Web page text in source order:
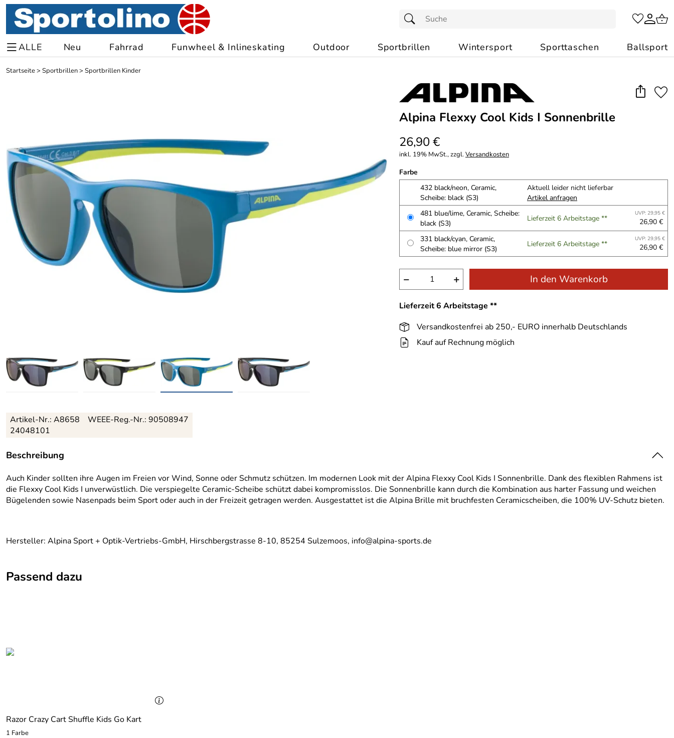
ALLE Neu Fahrrad Funwheel & Inlineskating Outdoor Sportbrillen Wintersport Sporttaschen Ballsport
Startseite> Sportbrillen> Sportbrillen Kinder
Alpina Flexxy Cool Kids I Sonnenbrille
26,90 €
inkl. 19% MwSt., zzgl.Versandkosten
Farbe
432 black/neon, Ceramic,
Scheibe: black (S3)
Aktuell leider nicht lieferbar
Artikel anfragen
481 blue/lime, Ceramic, Scheibe:
black (S3)
Lieferzeit 6 Arbeitstage ** UVP: 29,95 €
26,90 €
331 black/cyan, Ceramic,
Scheibe: blue mirror (S3)
Lieferzeit 6 Arbeitstage ** UVP: 29,95 €
26,90 €
− + In den Warenkorb
Lieferzeit 6 Arbeitstage **
Versandkostenfrei ab 250,- EURO innerhalb Deutschlands
Kauf auf Rechnung möglich
Artikel-Nr.: A8658
24048101
WEEE-Reg.-Nr.: 90508947
Beschreibung
Auch Kinder sollten ihre Augen im Freien vor Wind, Sonne oder Schmutz schützen. Im modernen Look mit der Alpina Flexxy Cool Kids I Sonnenbrille. Dank des flexiblen Rahmens ist
die Flexxy Cool Kids I unverwüstlich. Die verspiegelte Ceramic-Scheibe schützt dabei kompromisslos. Die Sonnenbrille kann durch die Kombination aus harter Fassung und weichen
Bügelenden sowie Nasenpads beim Sport oder auch in der Freizeit getragen werden. Ausgestattet ist die Alpina Brille mit bruchfesten Ceramicscheiben, die 100% UV-Schutz bieten.
Hersteller: Alpina Sport + Optik-Vertriebs-GmbH, Hirschbergstrasse 8-10, 85254 Sulzemoos, info@alpina-sports.de
Passend dazu
Razor Crazy Cart Shuffle Kids Go Kart
1 Farbe